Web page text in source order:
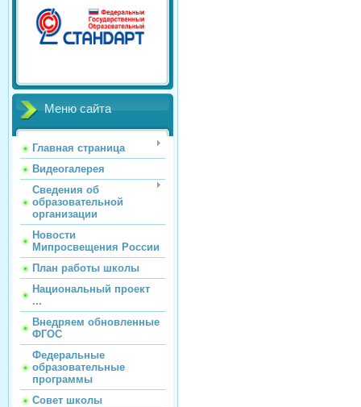
Меню сайта
Главная страница
Видеогалерея
Сведения об
образовательной
организации
Новости
Мипросвещения России
План работы школы
Национальный проект
...
Внедряем обновленные
ФГОС
Федеральные
образовательные
программы
Совет школы